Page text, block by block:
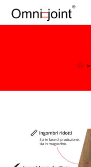
>